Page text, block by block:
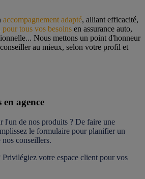
accompagnement adapté, alliant efficacité,
pour tous vos besoins en assurance auto,
Nous mettons un point d'honneur
au mieux, selon votre profil et
en agence
l'un de nos produits ? De faire une
le formulaire pour planifier un
conseillers.
Privilégiez votre espace client pour vos